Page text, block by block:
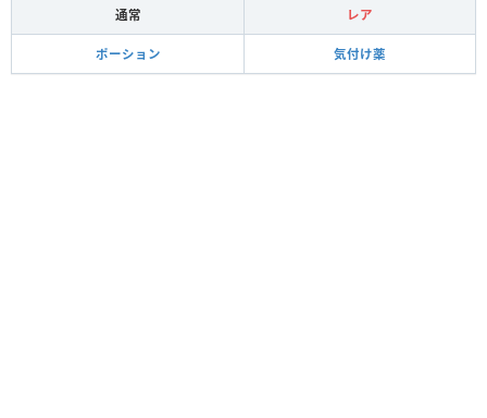
通常 レア
ポーション 気付け薬